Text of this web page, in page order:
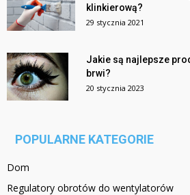
klinkierową?
29 stycznia 2021
Jakie są najlepsze
brwi?
20 stycznia 2023
POPULARNE KATEGORIE
Dom
Regulatory obrotów do wentylatorów